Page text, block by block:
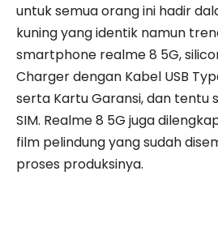
untuk semua orang ini hadir
kuning yang identik namun
smartphone realme 8 5G,
Charger dengan Kabel USB
serta Kartu Garansi, dan tentu
SIM. Realme 8 5G juga
film pelindung yang sudah
proses produksinya.